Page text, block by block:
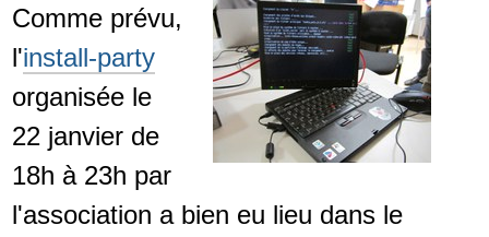
Comme prévu,
l'install-party
organisée le
22 janvier de
18h à 23h par
l'association a bien eu lieu dans le